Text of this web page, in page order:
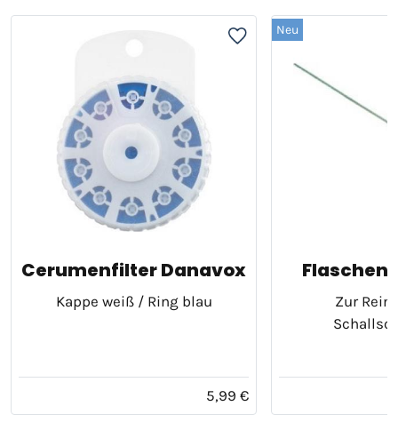
Cerumenfilter Danavox
Kappe weiß / Ring blau
5,99 €
Neu
Zur